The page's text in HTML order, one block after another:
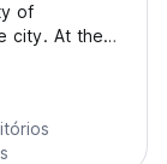
of
city. At the
parking, we